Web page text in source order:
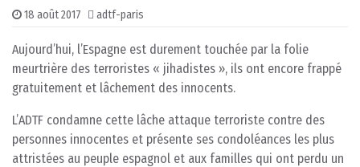
18 août 2017 adtf-paris
Aujourd’hui, l’Espagne est durement touchée par la folie
meurtrière des terroristes « jihadistes », ils ont encore frappé
gratuitement et lâchement des innocents.
L’ADTF condamne cette lâche attaque terroriste contre des
personnes innocentes et présente ses condoléances les plus
attristées au peuple espagnol et aux familles qui ont perdu un